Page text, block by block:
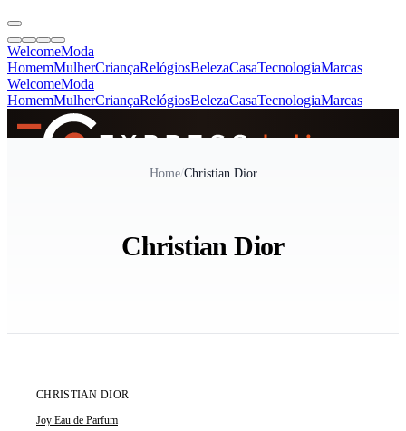
WelcomeModa
HomemMulherCriançaRelógiosBelezaCasaTecnologiaMarcas
WelcomeModa
HomemMulherCriançaRelógiosBelezaCasaTecnologiaMarcas
Home/Christian Dior
Christian Dior
CHRISTIAN DIOR
Joy Eau de Parfum